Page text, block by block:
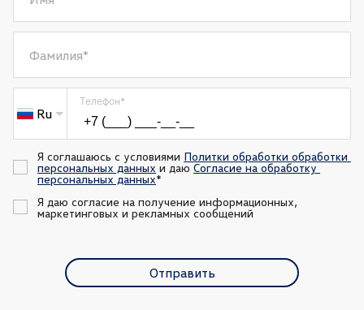
Обогрев рулевого колеса
Фамилия*
Ru
Телефон*
Я соглашаюсь с условиями Политки обработки обработки
персональных данных и даю Согласие на обработку
персональных данных*
Я даю согласие на получение информационных,
маркетинговых и рекламных сообщений
Отправить